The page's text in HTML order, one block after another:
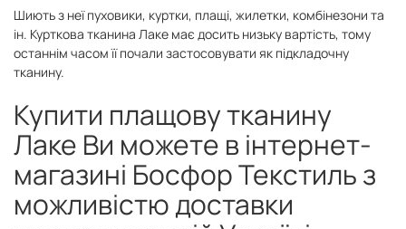
Шиють з неї пуховики, куртки, плащі, жилетки, комбінезони та
ін. Курткова тканина Лаке має досить низьку вартість, тому
останнім часом її почали застосовувати як підкладочну
тканину.
Купити плащову тканину
Лаке Ви можете в інтернет-
магазині Босфор Текстиль з
можливістю доставки